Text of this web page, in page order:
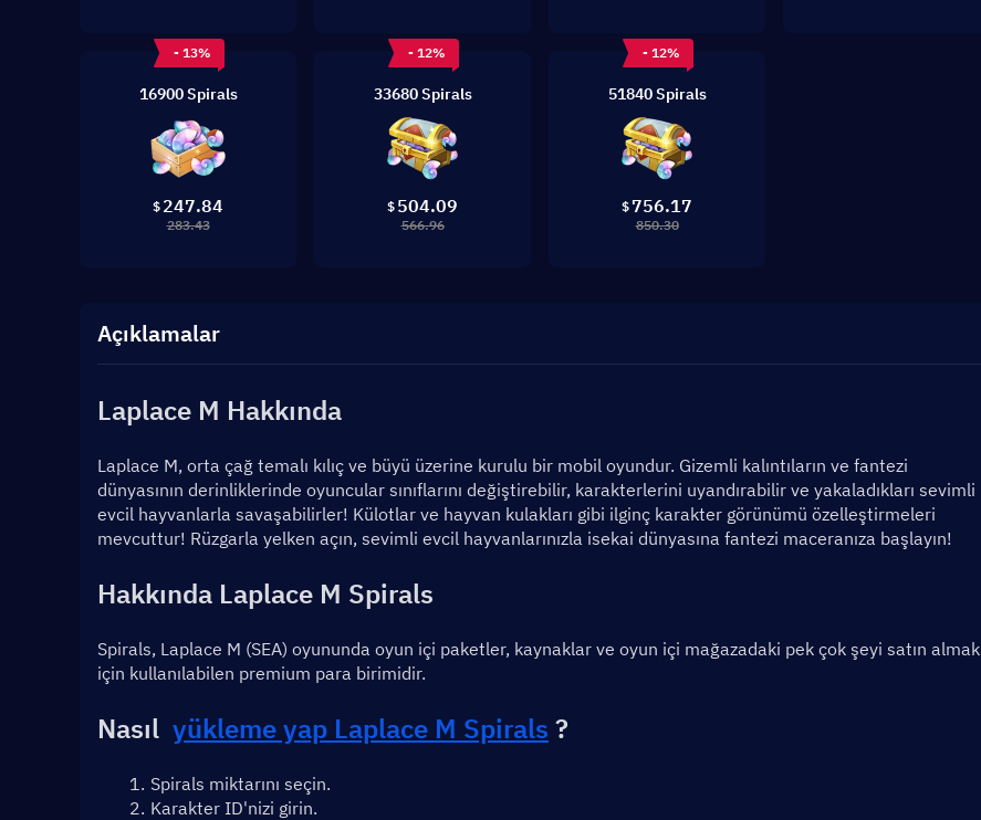
- 13%
16900 Spirals
$ 247.84
283.43
- 12%
33680 Spirals
$ 504.09
566.96
- 12%
51840 Spirals
$ 756.17
850.30
Açıklamalar
Laplace M Hakkında
Laplace M, orta çağ temalı kılıç ve büyü üzerine kurulu bir mobil oyundur. Gizemli kalıntıların ve fantezi
dünyasının derinliklerinde oyuncular sınıflarını değiştirebilir, karakterlerini uyandırabilir ve yakaladıkları sevimli
evcil hayvanlarla savaşabilirler! Külotlar ve hayvan kulakları gibi ilginç karakter görünümü özelleştirmeleri
mevcuttur! Rüzgarla yelken açın, sevimli evcil hayvanlarınızla isekai dünyasına fantezi maceranıza başlayın!
Hakkında Laplace M Spirals
Spirals, Laplace M (SEA) oyununda oyun içi paketler, kaynaklar ve oyun içi mağazadaki pek çok şeyi satın almak
için kullanılabilen premium para birimidir.
Nasıl yükleme yap Laplace M Spirals ?
Spirals miktarını seçin.
Karakter ID'nizi girin.